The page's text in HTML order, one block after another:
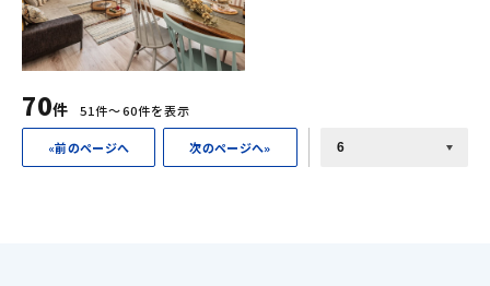
70件 51件〜60件を表示
«前のページへ 次のページへ»